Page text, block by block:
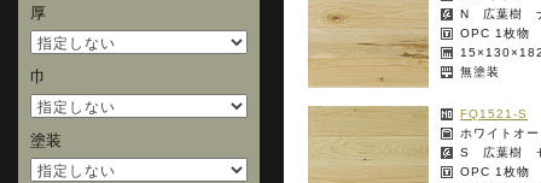
N 広葉樹
OPC 1枚物
無塗装
FQ1521-S
ホワイトオ
S 広葉樹
OPC 1枚物
厚
巾
塗装